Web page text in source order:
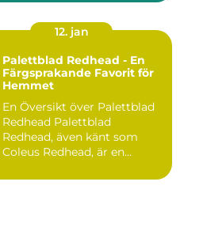
12. jan
Palettblad Redhead - En
Färgsprakande Favorit för
Hemmet
En Översikt över Palettblad
Redhead Palettblad
Redhead, även känt som
Coleus Redhead, är en